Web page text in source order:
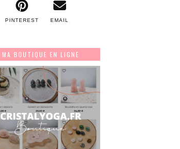
PINTEREST EMAIL
MA BOUTIQUE EN LIGNE